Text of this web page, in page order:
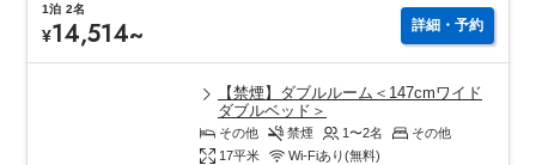
1泊 2名
¥14,514~ 詳細・予約
【禁煙】ダブルルーム＜147cmワイド
ダブルベッド＞
その他 禁煙 1〜2名
その他
17平米 Wi-Fiあり(無料)